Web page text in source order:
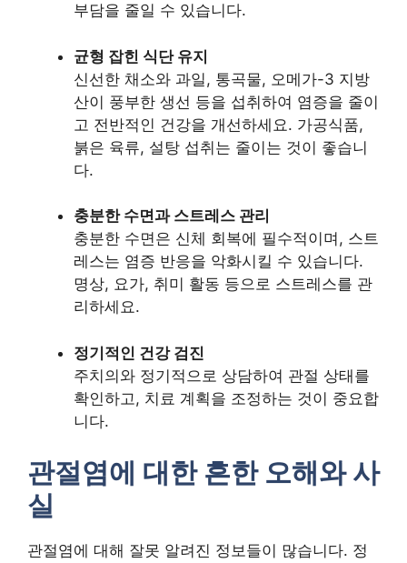
부담을 줄일 수 있습니다.
균형 잡힌 식단 유지
신선한 채소와 과일, 통곡물, 오메가-3 지방
산이 풍부한 생선 등을 섭취하여 염증을 줄이
고 전반적인 건강을 개선하세요. 가공식품,
붉은 육류, 설탕 섭취는 줄이는 것이 좋습니
다.
충분한 수면과 스트레스 관리
충분한 수면은 신체 회복에 필수적이며, 스트
레스는 염증 반응을 악화시킬 수 있습니다.
명상, 요가, 취미 활동 등으로 스트레스를 관
리하세요.
정기적인 건강 검진
주치의와 정기적으로 상담하여 관절 상태를
확인하고, 치료 계획을 조정하는 것이 중요합
니다.
관절염에 대한 흔한 오해와 사
실
관절염에 대해 잘못 알려진 정보들이 많습니다. 정